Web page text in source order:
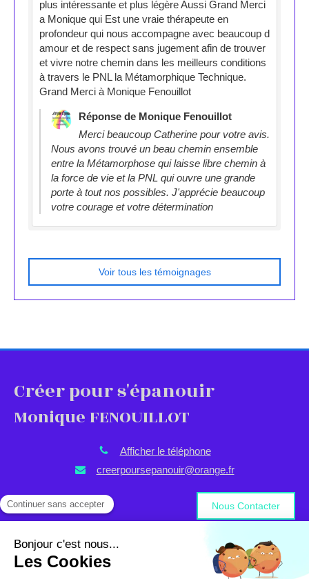
plus intéressante et plus légère Aussi Grand Merci
a Monique qui Est une vraie thérapeute en
profondeur qui nous accompagne avec beaucoup d
amour et de respect sans jugement afin de trouver
et vivre notre chemin dans les meilleurs conditions
à travers le PNL la Métamorphique Technique.
Grand Merci à Monique Fenouillot
Réponse de Monique Fenouillot
Merci beaucoup Catherine pour votre avis.
Nous avons trouvé un beau chemin ensemble
entre la Métamorphose qui laisse libre chemin à
la force de vie et la PNL qui ouvre une grande
porte à tout nos possibles. J'apprécie beaucoup
votre courage et votre détermination
Voir tous les témoignages
Créer pour s'épanouir
Monique FENOUILLOT
Afficher le téléphone
creerpoursepanouir@orange.fr
Nous Contacter